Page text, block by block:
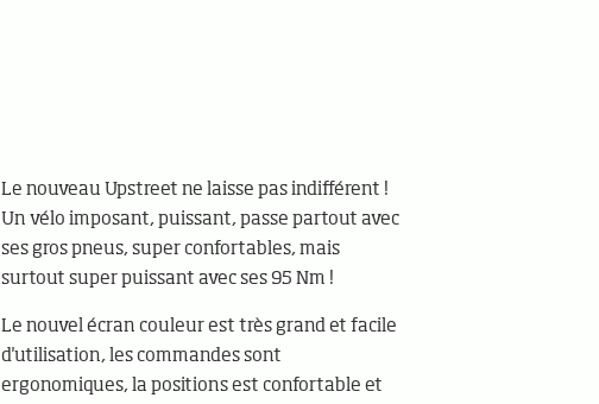
Le nouveau Upstreet ne laisse pas indifférent !
Un vélo imposant, puissant, passe partout avec
ses gros pneus, super confortables, mais
surtout super puissant avec ses 95 Nm !
Le nouvel écran couleur est très grand et facile
d'utilisation, les commandes sont
ergonomiques, la positions est confortable et